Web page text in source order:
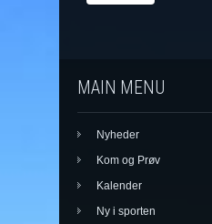
MAIN MENU
Nyheder
Kom og Prøv
Kalender
Ny i sporten